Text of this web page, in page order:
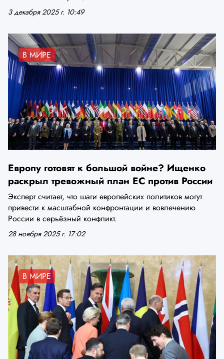
3 декабря 2025 г. 10:49
В МИРЕ
Европу готовят к большой войне? Ищенко
раскрыл тревожный план ЕС против России
Эксперт считает, что шаги европейских политиков могут
привести к масштабной конфронтации и вовлечению
России в серьёзный конфликт.
28 ноября 2025 г. 17:02
В МИРЕ